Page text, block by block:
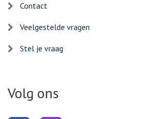
Contact
Veelgestelde vragen
Stel je vraag
Volg ons